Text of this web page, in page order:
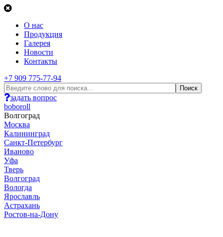
О нас
Продукция
Галерея
Новости
Контакты
+7 909 775-77-94
задать вопрос
boboroll
Волгоград
Москва
Калининград
Санкт-Петербург
Иваново
Уфа
Тверь
Волгоград
Вологда
Ярославль
Астрахань
Ростов-на-Дону